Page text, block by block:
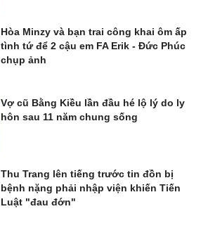
Hòa Minzy và bạn trai công khai ôm ấp
tình tứ để 2 cậu em FA Erik - Đức Phúc
chụp ảnh
Vợ cũ Bằng Kiều lần đầu hé lộ lý do ly
hôn sau 11 năm chung sống
Thu Trang lên tiếng trước tin đồn bị
bệnh nặng phải nhập viện khiến Tiến
Luật "đau đớn"